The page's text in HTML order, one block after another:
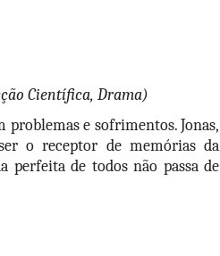
Científica, Drama)
e sofrimentos. Jonas,
o receptor de memórias da
perfeita de todos não passa de